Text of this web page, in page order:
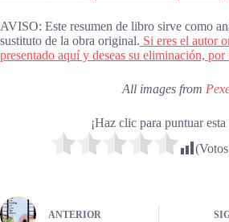
AVISO: Este resumen de libro sirve como
sustituto de la obra original. Si eres el autor
presentado aquí y deseas su eliminación,
All images from
¡Haz clic para puntuar esta
ANTERIOR